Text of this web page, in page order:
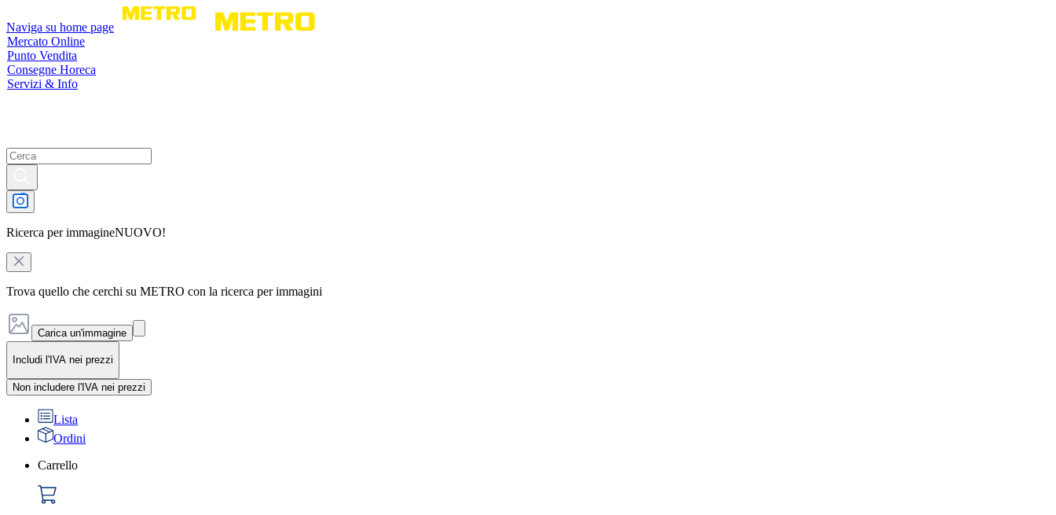
Naviga su home page
Mercato Online
Punto Vendita
Consegne Horeca
Servizi & Info
Ricerca per immagineNUOVO!
Trova quello che cerchi su METRO con la ricerca per immagini
Carica un'immagine
Includi l'IVA nei prezzi
Non includere l'IVA nei prezzi
Lista
Ordini
Carrello